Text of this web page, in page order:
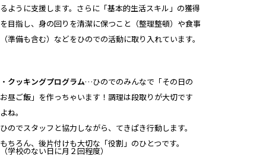
るように支援します。さらに「基本的生活スキル」の獲得
を目指し、身の回りを清潔に保つこと（整理整頓）や食事
（準備も含む）などをひのでの活動に取り入れています。
・ クッキングプログラム…ひのでのみんなで「その日の
お昼ご飯」を作っちゃいます！調理は段取りが大切です
よね。
ひのでスタッフと協力しながら、てきぱき行動します。
もちろん、後片付けも大切な「役割」のひとつです。
（学校のない日に月２回程度）